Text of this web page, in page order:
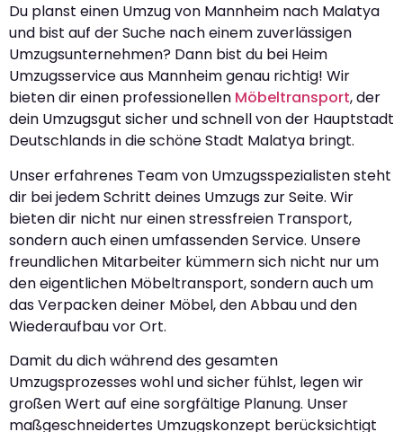
Du planst einen Umzug von Mannheim nach Malatya
und bist auf der Suche nach einem zuverlässigen
Umzugsunternehmen? Dann bist du bei Heim
Umzugsservice aus Mannheim genau richtig! Wir
bieten dir einen professionellen Möbeltransport, der
dein Umzugsgut sicher und schnell von der Hauptstadt
Deutschlands in die schöne Stadt Malatya bringt.
Unser erfahrenes Team von Umzugsspezialisten steht
dir bei jedem Schritt deines Umzugs zur Seite. Wir
bieten dir nicht nur einen stressfreien Transport,
sondern auch einen umfassenden Service. Unsere
freundlichen Mitarbeiter kümmern sich nicht nur um
den eigentlichen Möbeltransport, sondern auch um
das Verpacken deiner Möbel, den Abbau und den
Wiederaufbau vor Ort.
Damit du dich während des gesamten
Umzugsprozesses wohl und sicher fühlst, legen wir
großen Wert auf eine sorgfältige Planung. Unser
maßgeschneidertes Umzugskonzept berücksichtigt